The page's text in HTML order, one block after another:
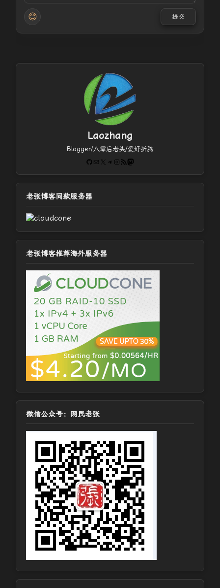
😊 提交
Laozhang
Blogger/八零后老头/爱好折腾
GitHub
电子邮件 X Telegram
Instagram
RSS FeedMastodon
老张博客同款服务器
老张博客推荐海外服务器
微信公众号：网民老张